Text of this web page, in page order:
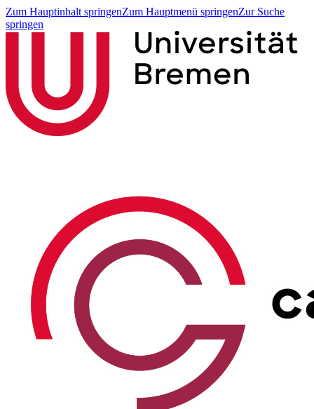
Zum Hauptinhalt springenZum Hauptmenü springenZur Suche
springen